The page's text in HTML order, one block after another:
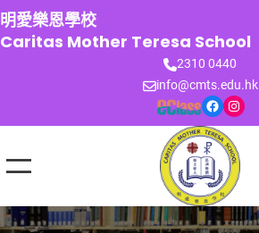
跳
至
主
明愛樂恩學校
Caritas Mother Teresa School
2310 0440
info@cmts.edu.hk
Facebook Instagram